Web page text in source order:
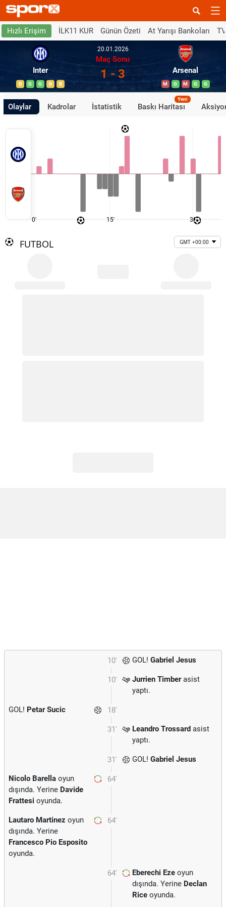
Hızlı Erişim İLK11 KUR Günün Özeti At Yarışı Bankoları
Inter
B G G B B
20.01.2026
Maç Sonu
1 - 3 Arsenal
M G M G G
Olaylar Kadrolar İstatistik Baskı Haritası
Yeni
0' 15' 30'
FUTBOL GMT +00:00
10' GOL! Gabriel Jesus
10' Jurrien Timberasist
yaptı.
18'
GOL! Petar Sucic
31' Leandro Trossard asist
yaptı.
31' GOL! Gabriel Jesus
64'
Nicolo Barella oyun
dışında. Yerine Davide
Frattesi oyunda.
64'
Lautaro Martinez oyun
dışında. Yerine
Francesco Pio Esposito
oyunda.
64' Eberechi Eze oyun
dışında. Yerine Declan
Rice oyunda.